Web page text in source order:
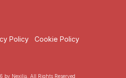
Policy
Cookie Policy
Nexilia. All Rights Reserved